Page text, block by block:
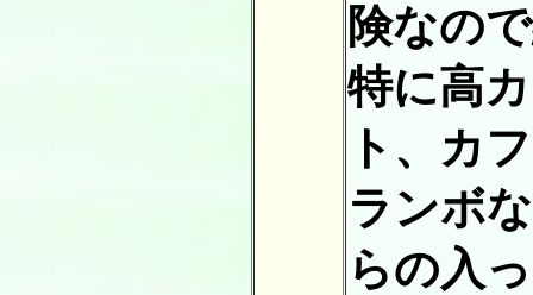
険なの
特に高
ト、カ
ランボ
らの入